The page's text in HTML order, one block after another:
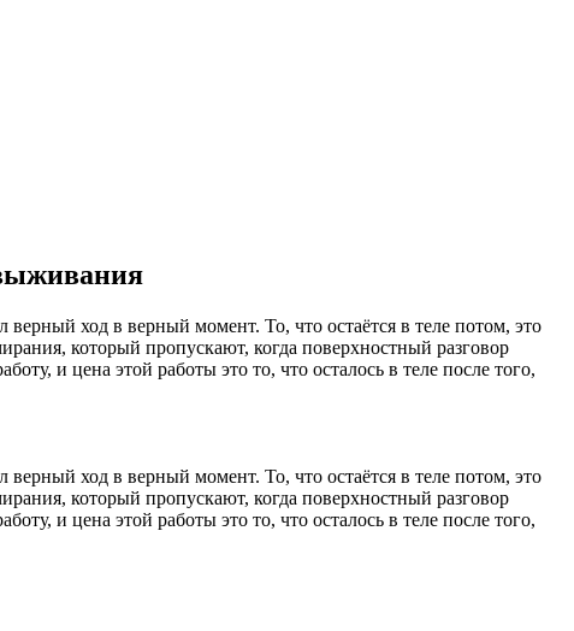
ход в верный момент. То, что остаётся в теле потом, это
который пропускают, когда поверхностный разговор
и цена этой работы это то, что осталось в теле после того,
ход в верный момент. То, что остаётся в теле потом, это
который пропускают, когда поверхностный разговор
и цена этой работы это то, что осталось в теле после того,